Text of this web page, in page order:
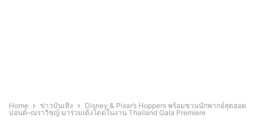
Home ข่าวบันเทิง
Disney & Pixar’s Hoppers พร้อมชวนนักพากย์สุดฮอต
ปอนด์–ณราวิชญ์ มาร่วมเด้งโดดในงาน Thailand Gala Premiere